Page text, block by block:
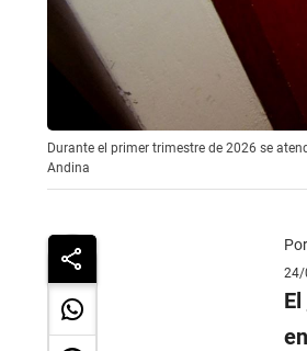
Durante el primer trimestre de 2026 se
Andina
Por
24/
El